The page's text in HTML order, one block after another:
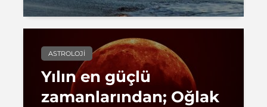
ASTROLOJI
Yılın en güçlü
zamanlarından; Oğlak